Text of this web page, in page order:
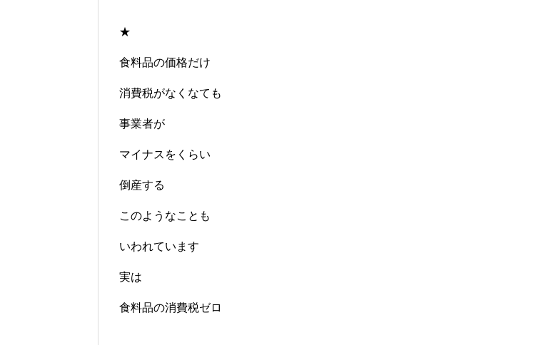
★
食料品の価格だけ
消費税がなくなても
事業者が
マイナスをくらい
倒産する
このようなことも
いわれています
実は
食料品の消費税ゼロ